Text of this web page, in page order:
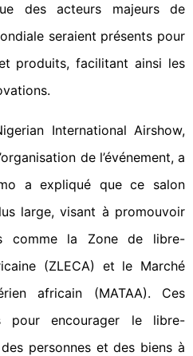
des acteurs majeurs de
seraient présents pour
produits, facilitant ainsi les
International Airshow,
de l’événement, a
a expliqué que ce salon
large, visant à promouvoir
comme la Zone de libre-
(ZLECA) et le Marché
africain (MATAA). Ces
pour encourager le libre-
personnes et des biens à